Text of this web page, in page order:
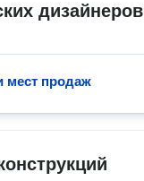
дизайнеров
мест продаж